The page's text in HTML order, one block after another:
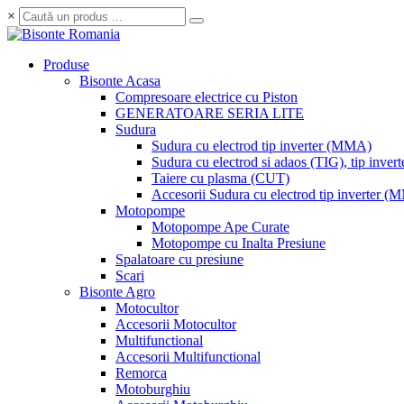
×
Produse
Bisonte Acasa
Compresoare electrice cu Piston
GENERATOARE SERIA LITE
Sudura
Sudura cu electrod tip inverter (MMA)
Sudura cu electrod si adaos (TIG), tip
Taiere cu plasma (CUT)
Accesorii Sudura cu electrod tip inverter
Motopompe
Motopompe Ape Curate
Motopompe cu Inalta Presiune
Spalatoare cu presiune
Scari
Bisonte Agro
Motocultor
Accesorii Motocultor
Multifunctional
Accesorii Multifunctional
Remorca
Motoburghiu